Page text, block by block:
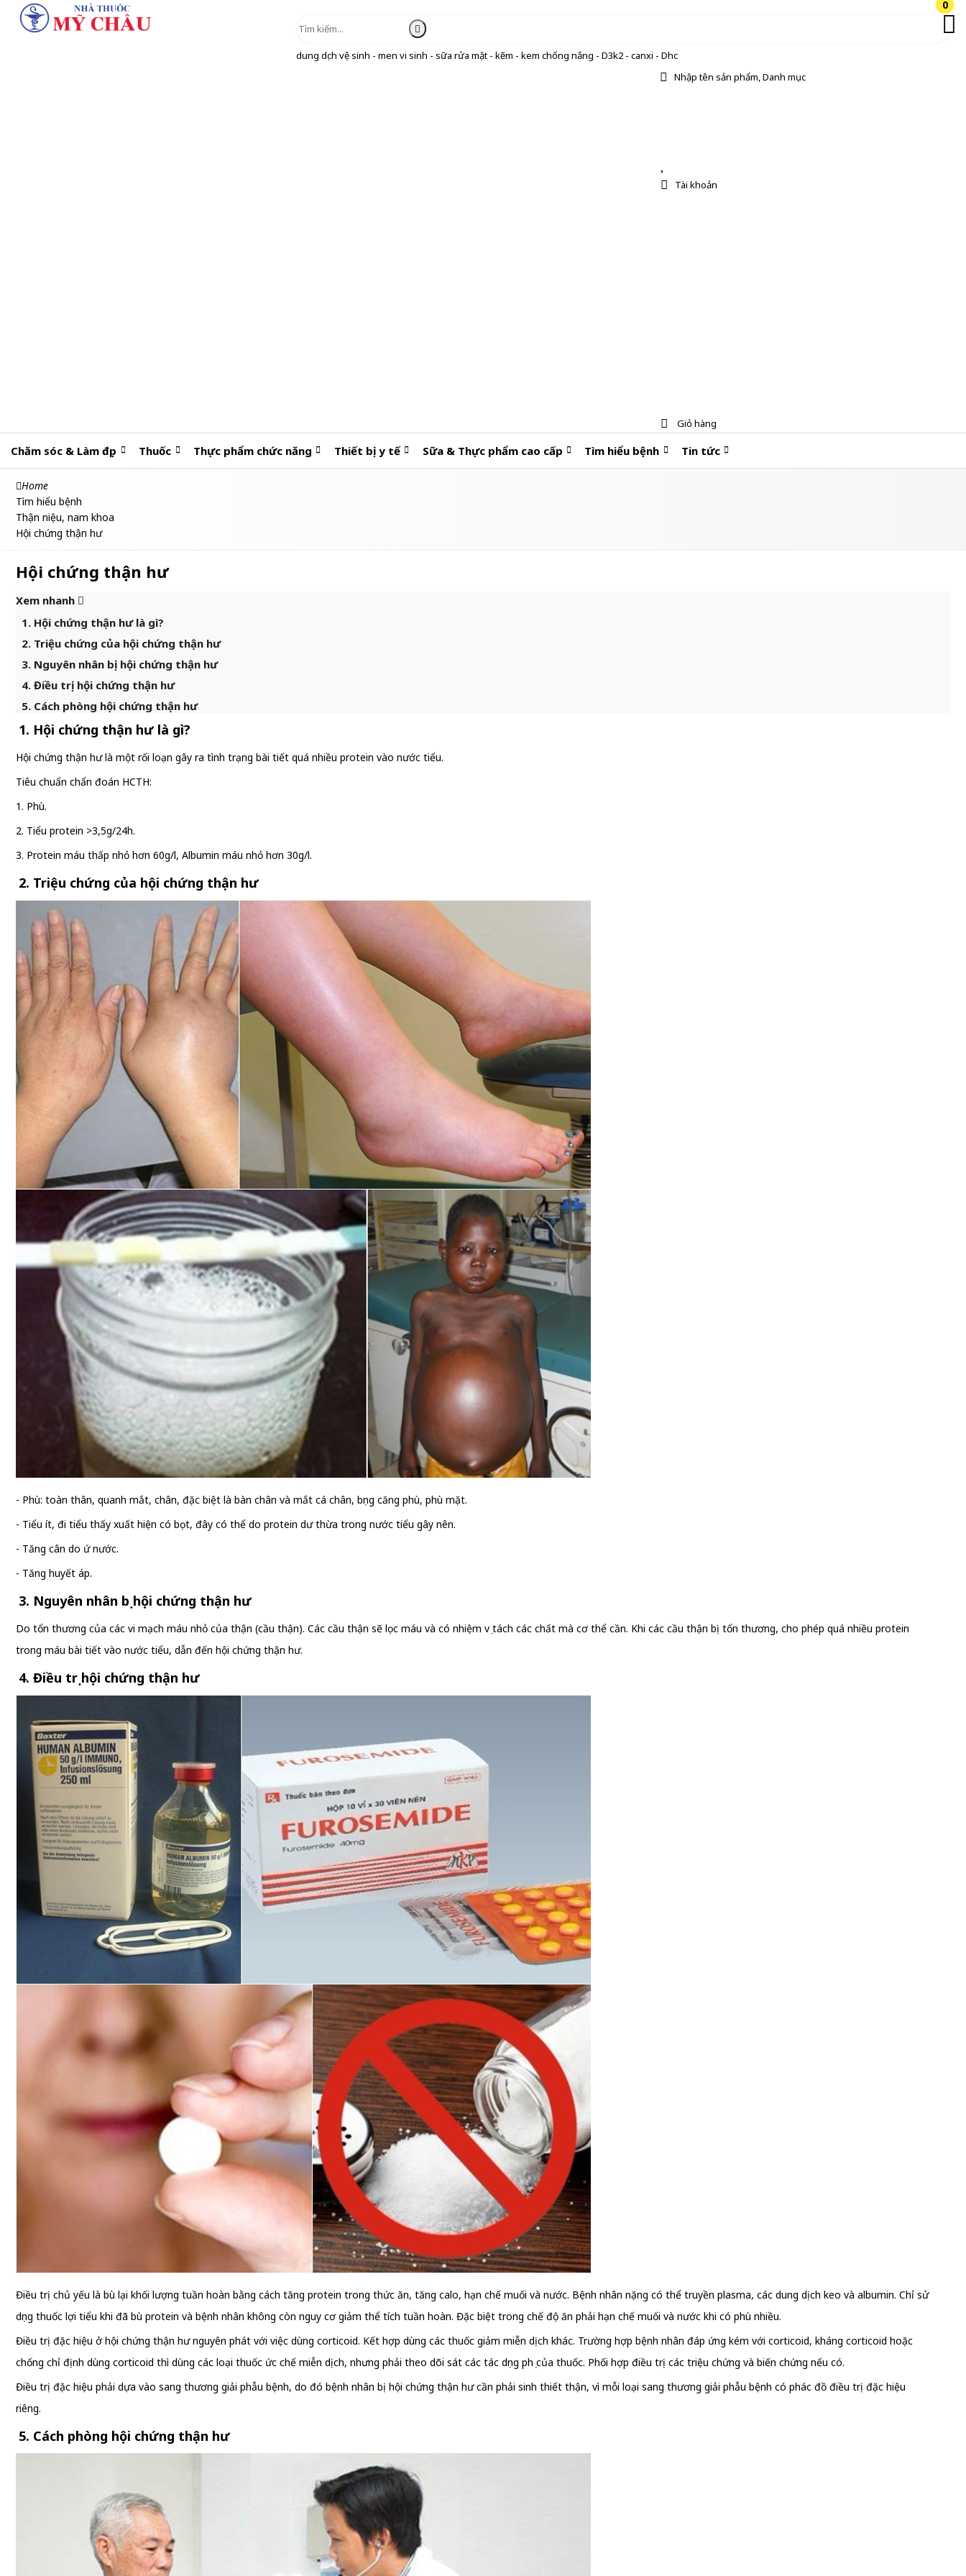
dung dịch vệ sinh - men vi sinh - sữa rửa mặt - kẽm - kem chống nắng - D3k2 - canxi - Dhc
Nhập tên sản phẩm, Danh mục
0
Tài khoản
0
Giỏ hàng
Chăm sóc & Làm đẹp Thuốc Thực phẩm chức năng Thiết bị y tế Sữa & Thực phẩm cao cấp Tìm hiểu bệnh Tin tức
Home
Tìm hiểu bệnh
Thận niệu, nam khoa
Hội chứng thận hư
Hội chứng thận hư
Xem nhanh
1. Hội chứng thận hư là gì?
2. Triệu chứng của hội chứng thận hư
3. Nguyên nhân bị hội chứng thận hư
4. Điều trị hội chứng thận hư
5. Cách phòng hội chứng thận hư
1. Hội chứng thận hư là gì?
Hội chứng thận hư là một rối loạn gây ra tình trạng bài tiết quá nhiều protein vào nước tiểu.
Tiêu chuẩn chẩn đoán HCTH:
1. Phù.
2. Tiểu protein >3,5g/24h.
3. Protein máu thấp nhỏ hơn 60g/l, Albumin máu nhỏ hơn 30g/l.
2. Triệu chứng của hội chứng thận hư
- Phù: toàn thân, quanh mắt, chân, đặc biệt là bàn chân và mắt cá chân, bụng căng phù, phù mặt.
- Tiểu ít, đi tiểu thấy xuất hiện có bọt, đây có thể do protein dư thừa trong nước tiểu gây nên.
- Tăng cân do ứ nước.
- Tăng huyết áp.
3. Nguyên nhân bị hội chứng thận hư
Do tổn thương của các vi mạch máu nhỏ của thận (cầu thận). Các cầu thận sẽ lọc máu và có nhiệm vụ tách các chất mà cơ thể cần. Khi các cầu thận bị tổn thương, cho phép quá nhiều protein
trong máu bài tiết vào nước tiểu, dẫn đến hội chứng thận hư.
4. Điều trị hội chứng thận hư
Điều trị chủ yếu là bù lại khối lượng tuần hoàn bằng cách tăng protein trong thức ăn, tăng calo, hạn chế muối và nước. Bệnh nhân nặng có thể truyền plasma, các dung dịch keo và albumin. Chỉ sử
dụng thuốc lợi tiểu khi đã bù protein và bệnh nhân không còn nguy cơ giảm thể tích tuần hoàn. Đặc biệt trong chế độ ăn phải hạn chế muối và nước khi có phù nhiều.
Điều trị đặc hiệu ở hội chứng thận hư nguyên phát với việc dùng corticoid. Kết hợp dùng các thuốc giảm miễn dịch khác. Trường hợp bệnh nhân đáp ứng kém với corticoid, kháng corticoid hoặc
chống chỉ định dùng corticoid thì dùng các loại thuốc ức chế miễn dịch, nhưng phải theo dõi sát các tác dụng phụ của thuốc. Phối hợp điều trị các triệu chứng và biến chứng nếu có.
Điều trị đặc hiệu phải dựa vào sang thương giải phẫu bệnh, do đó bệnh nhân bị hội chứng thận hư cần phải sinh thiết thận, vì mỗi loại sang thương giải phẫu bệnh có phác đồ điều trị đặc hiệu
riêng.
5. Cách phòng hội chứng thận hư